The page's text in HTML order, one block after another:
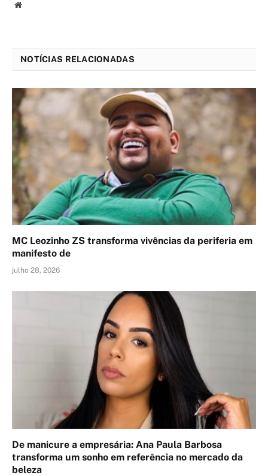
Website
NOTÍCIAS RELACIONADAS
MC Leozinho ZS transforma vivências da periferia em
manifesto de
julho 28, 2026
De manicure a empresária: Ana Paula Barbosa
transforma um sonho em referência no mercado da
beleza